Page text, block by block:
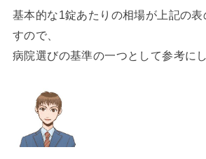
基本的な1錠あたりの相場が上記の表
すので、
病院選びの基準の一つとして参考に